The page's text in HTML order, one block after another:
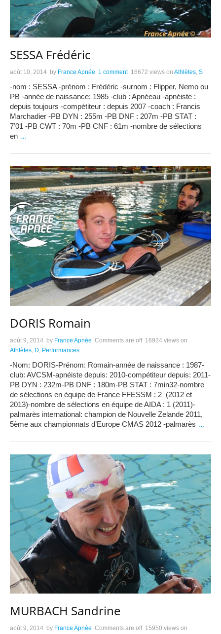
SESSA Frédéric
août 10, 2014 by France Apnée 1 comment 16672 views on Athlètes, S
-nom : SESSA -prénom : Frédéric -surnom : Flipper, Nemo ou
PB -année de naissance: 1985 -club : Apnéeau -apnéiste :
depuis toujours -compétiteur : depuis 2007 -coach : Francis
Marchadier -PB DYN : 255m -PB DNF : 207m -PB STAT :
7’01 -PB CWT : 70m -PB CNF : 61m -nombre de sélections
en …
DORIS Romain
août 9, 2014 by France Apnée Comments are off 16924 views on
Athlètes D Performances
-Nom: DORIS-Prénom: Romain-année de naissance : 1987-
club: AVCSM-apnéiste depuis: 2010-compétiteur depuis: 2011-
PB DYN : 232m-PB DNF : 180m-PB STAT : 7min32-nombre
de sélections en équipe de France FFESSM : 2 (2012 et
2013)-nombre de sélections en équipe de AIDA : 1 (2011)-
palmarès international: champion de Nouvelle Zelande 2011,
5ème aux championnats d’Europe CMAS 2012 -palmarès …
MURBACH Sandrine
août 9, 2014 by France Apnée Comments are off 15950 views on